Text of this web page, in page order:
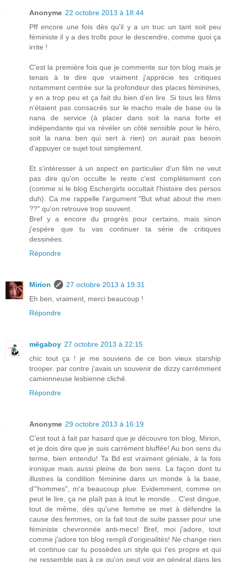
Anonyme 22 octobre 2013 à 18:44
Pff encore une fois dès qu'il y a un truc un tant soit peu
féministe il y a des trolls pour le descendre, comme quoi ça
irrite !
C'est la première fois que je commente sur ton blog mais je
tenais à te dire que vraiment j'apprécie tes critiques
notamment centrée sur la profondeur des places féminines,
y en a trop peu et ça fait du bien d'en lire. Si tous les films
n'étaient pas consacrés sur le macho male de base ou la
nana de service (à placer dans soit la nana forte et
indépendante qui va révéler un côté sensible pour le héro,
soit la nana ben qui sert à rien) on aurait pas besoin
d'appuyer ce sujet tout simplement.
Et s'intéresser à un aspect en particulier d'un film ne veut
pas dire qu'on occulte le reste c'est complètement con
(comme si le blog Eschergirls occultait l'histoire des persos
duh). Ca me rappelle l'argument "But what about the men
??" qu'on retrouve trop souvent.
Bref y a encore du progrès pour certains, mais sinon
j'espère que tu vas continuer ta série de critiques
dessinées.
Répondre
Mirion
27 octobre 2013 à 19:31
Eh ben, vraiment, merci beaucoup !
Répondre
mëgaboy 27 octobre 2013 à 22:15
chic tout ça ! je me souviens de ce bon vieux starship
trooper. par contre j'avais un souvenir de dizzy carrēmment
camionneuse lesbienne clichē.
Répondre
Anonyme 29 octobre 2013 à 16:19
C'est tout à fait par hasard que je découvre ton blog, Mirion,
et je dois dire que je suis carrément bluffée! Au bon sens du
terme, bien entendu! Ta Bd est vraiment géniale, à la fois
ironique mais aussi pleine de bon sens. La façon dont tu
illustres la condition féminine dans un monde à la base,
d'"hommes", m'a beaucoup plue. Evidemment, comme on
peut le lire, ça ne plaît pas à tout le monde... C'est dingue,
tout de même, dès qu'une femme se met à défendre la
cause des femmes, on la fait tout de suite passer pour une
féministe chevronnée anti-mecs! Bref, moi j'adore, tout
comme j'adore ton blog rempli d'originalités! Ne change rien
et continue car tu possèdes un style qui t'es propre et qui
ne ressemble pas à ce qu'on peut voir en général dans les